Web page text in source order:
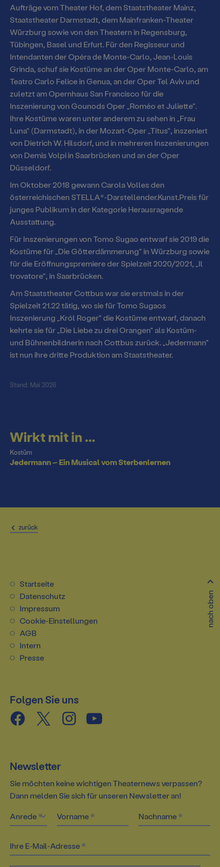
Für junges Publikum
und Familien
Für Schulen und
Kita
ALTERSEMPFEHLUNGEN FÜR SCHULEN
UND KITAS
Presse
Inszenierungen
Konzert
Spezial & Besonderes Format
Jahrespressekonferenz
Spielstätten
Mediathek
Videos
Podcast
Theaterzeitung
Spielzeitheft
Aufträge vom Theater Hof, dem Staatstheater Mainz,
Staatstheater Darmstadt, dem Mainfranken-Theater
Würzburg sowie von den Theatern in Regensburg,
Tübingen, Basel und Erfurt. Für den Regisseur und
Intendanten der Opéra de Monte-Carlo, Jean-Louis
Grinda, schuf sie Kostüme an der Oper Monte-Carlo, am
Teatro Carlo Felice in Genua, an der Oper Tel Aviv und
zuletzt am Opernhaus San Francisco für die
Inszenierung von Gounods Oper „Roméo et Juliette“.
Ihre Kostüme waren unter anderem zu sehen in „Frau
Luna“ (Darmstadt), in der Mozart-Oper „Titus“, inszeniert
von Dietrich W. Hilsdorf, und in mehreren Inszenierungen
von Demis Volpi in Saarbrücken und an der Oper
Düsseldorf.
Im Oktober 2018 gewann Carola Volles den
österreichischen STELLA*-Darstellender.Kunst.Preis für
junges Publikum in der Kategorie Herausragende
Ausstattung.
Für Inszenierungen von Tomo Sugao entwarf sie 2019 die
Kostüme für „Die Götterdämmerung“ in Würzburg sowie
für die Eröffnungspremiere der Spielzeit 2020/2021, „Il
trovatore“, in Saarbrücken.
Am Staatstheater Cottbus war sie erstmals in der
Spielzeit 21.22 tätig, wo sie für Tomo Sugaos
Inszenierung „Król Roger“ die Kostüme entwarf, danach
kehrte sie für „Die Liebe zu drei Orangen“ als Kostüm-
und Bühnenbildnerin nach Cottbus zurück. „Jedermann“
ist nun ihre dritte Produktion am Staatstheater.
Stand: Mai 2026
Wirkt mit in ...
Kostüm
Jedermann – Ein Musical vom Sterbenlernen
zurück
Startseite
Datenschutz
Impressum
Cookie-Einstellungen
AGB
Intern
Presse
Folgen Sie uns
Newsletter
Sie möchten keine wichtigen Theaternews verpassen?
Dann melden Sie sich für unseren Newsletter an!
Anrede Vorname Nachname
Ihre E-Mail-Adresse
nach oben